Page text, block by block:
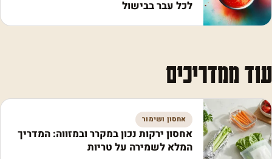
לכל עבר בבישול
עוד ממדריכים
אחסון ושימור
אחסון ירקות נכון במקרר ובמזווה: המדריך
המלא לשמירה על טריות